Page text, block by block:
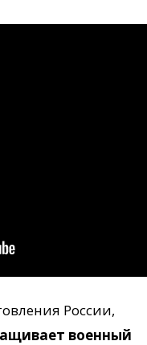
России,
военный